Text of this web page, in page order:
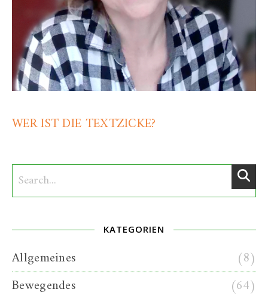
WER IST DIE TEXTZICKE?
KATEGORIEN
Allgemeines
(8)
Bewegendes
(64)